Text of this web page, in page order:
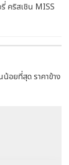
คริสเชิน MISS
อยที่สุด ราคาข้าง